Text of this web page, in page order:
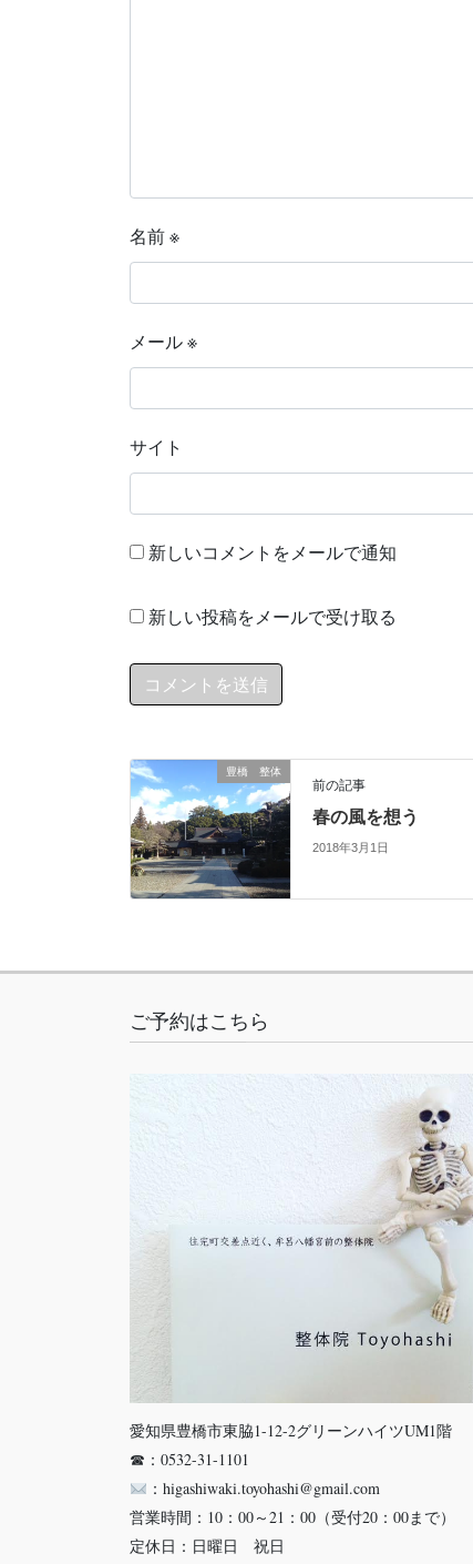
名前※
メール※
サイト
新しいコメントをメールで通知
新しい投稿をメールで受け取る
豊橋 整体
前の記事
春の風を想う
2018年3月1日
ご予約はこちら
愛知県豊橋市東脇1-12-2グリーンハイツUM1階
☎：0532-31-1101
：higashiwaki.toyohashi@gmail.com
営業時間：10：00～21：00（受付20：00まで）
定休日：日曜日 祝日